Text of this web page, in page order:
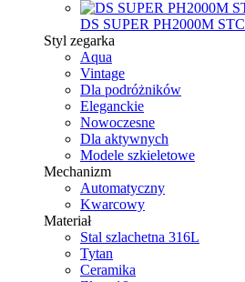
DS SUPER PH2000M STC
Styl zegarka
Aqua
Vintage
Dla podróżników
Eleganckie
Nowoczesne
Dla aktywnych
Modele szkieletowe
Mechanizm
Automatyczny
Kwarcowy
Materiał
Stal szlachetna 316L
Tytan
Ceramika